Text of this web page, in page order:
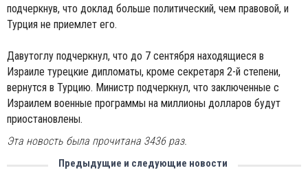
подчеркнув, что доклад больше политический, чем правовой, и
Турция не приемлет его.
Давутоглу подчеркнул, что до 7 сентября находящиеся в
Израиле турецкие дипломаты, кроме секретаря 2-й степени,
вернутся в Турцию. Министр подчеркнул, что заключенные с
Израилем военные программы на миллионы долларов будут
приостановлены.
Эта новость была прочитана 3436 раз.
Предыдущие и следующие новости